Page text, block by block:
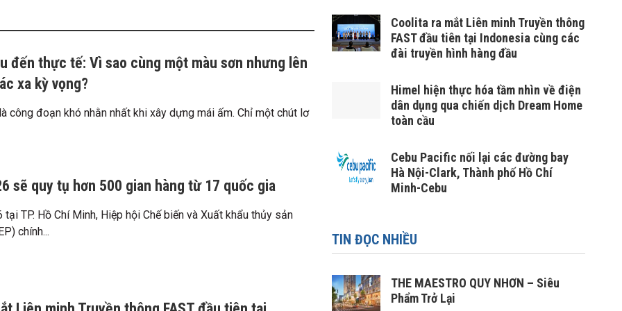
đến thực tế: Vì sao cùng một màu sơn nhưng lên
xa kỳ vọng?
công đoạn khó nhằn nhất khi xây dựng mái ấm. Chỉ một chút lơ
sẽ quy tụ hơn 500 gian hàng từ 17 quốc gia
TP. Hồ Chí Minh, Hiệp hội Chế biến và Xuất khẩu thủy sản
chính...
Coolita ra mắt Liên minh Truyền thông
FAST đầu tiên tại Indonesia cùng các
đài truyền hình hàng đầu
Himel hiện thực hóa tầm nhìn về điện
dân dụng qua chiến dịch Dream Home
toàn cầu
Cebu Pacific nối lại các đường bay
Hà Nội-Clark, Thành phố Hồ Chí
Minh-Cebu
TIN ĐỌC NHIỀU
THE MAESTRO QUY NHƠN – Siêu
Phẩm Trở Lại